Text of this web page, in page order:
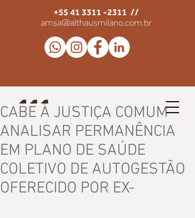
+55 41 3311 -2311 //
amsa@althausmilano.com.br
CABE À JUSTIÇA COMUM
ANALISAR PERMANÊNCIA
EM PLANO DE SAÚDE
COLETIVO DE AUTOGESTÃO
OFERECIDO POR EX-